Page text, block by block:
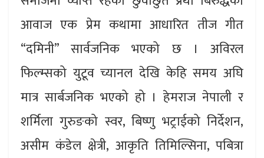
आवाज एक प्रेम कथामा आधारित तीज गीत
“दमिनी” सार्वजनिक भएको छ । अविरल
फिल्म्सको युटूव च्यानल देखि केहि समय अघि
मात्र सार्बजनिक भएको हो । हेमराज नेपाली र
शर्मिला गुरुङको स्वर, बिष्णु भट्राईको निर्देशन,
असीम कंडेल क्षेत्री, आकृति तिमिल्सिना, पबित्रा